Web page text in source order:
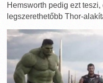
Hemsworth pedig ezt
legszerethetőbb Thor-